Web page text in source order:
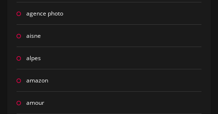
agence photo
aisne
alpes
amazon
amour